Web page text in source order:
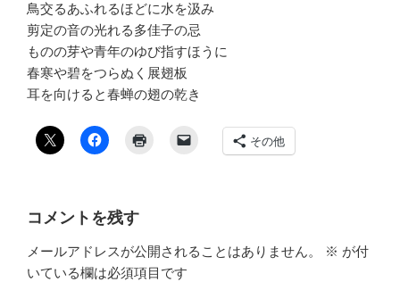
鳥交るあふれるほどに水を汲み
剪定の音の光れる多佳子の忌
ものの芽や青年のゆび指すほうに
春寒や碧をつらぬく展翅板
耳を向けると春蝉の翅の乾き
その他
コメントを残す
メールアドレスが公開されることはありません。 ※ が付
いている欄は必須項目です